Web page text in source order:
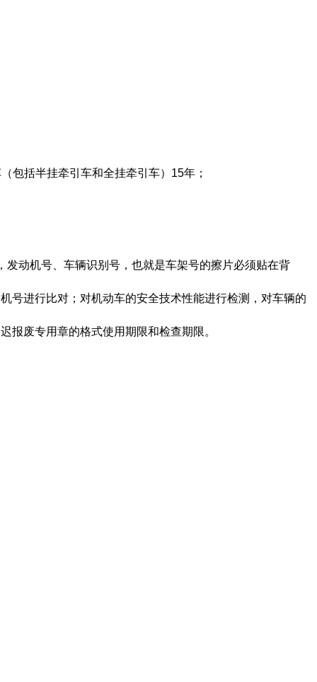
包括半挂牵引车和全挂牵引车）15年；
发动机号、车辆识别号，也就是车架号的擦片必须贴在背
号进行比对；对机动车的安全技术性能进行检测，对车辆的
报废专用章的格式使用期限和检查期限。